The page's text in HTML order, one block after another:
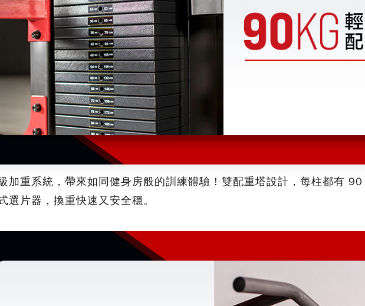
加重系統，帶來如同健身房般的訓練體驗！雙配重塔設計，每柱都有
選片器，換重快速又安全穩。